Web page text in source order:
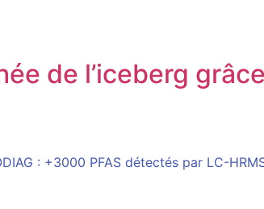
de l’iceberg
: +3000 PFAS détectés par LC-